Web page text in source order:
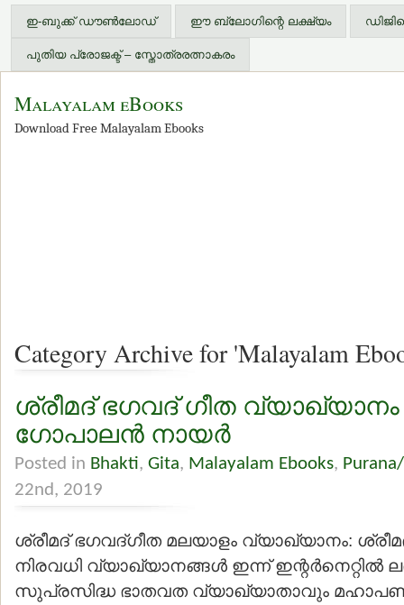
ഇ-ബുക്ക് ഡൗണ്‍ലോഡ് ഈ ബ്ലോഗിന്റെ ലക്ഷ്യം
പുതിയ പ്രോജക്ട് – സ്തോത്രരത്നാകരം
Malayalam eBooks
Download Free Malayalam Ebooks
Category Archive for 'Malayalam
ശ്രീമദ് ഭഗവദ് ഗീത വ്യാഖ്യാനം
ഗോപാലന്‍ നായര്‍
Posted in Bhakti, Gita, Malayalam Ebooks,
22nd, 2019
ശ്രീമദ് ഭഗവദ്ഗീത മലയാളം വ്യാഖ്യാനം:
നിരവധി വ്യാഖ്യാനങ്ങള്‍ ഇന്ന് ഇന്റര്‍നെറ്റില്‍
സുപ്രസിദ്ധ ഭാതവത വ്യാഖ്യാതാവും